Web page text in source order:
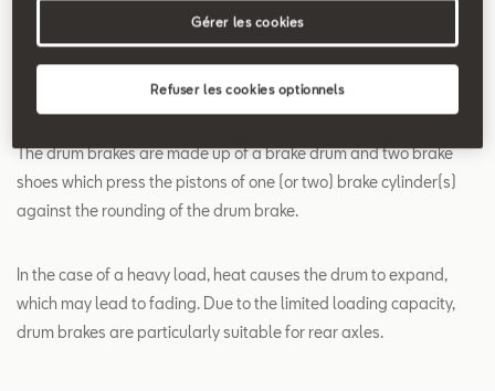
Drum brakes
The drum brakes are made up of a brake drum and two brake
shoes which press the pistons of one (or two) brake cylinder(s)
against the rounding of the drum brake.
In the case of a heavy load, heat causes the drum to expand,
which may lead to fading. Due to the limited loading capacity,
drum brakes are particularly suitable for rear axles.
Refuser les cookies optionnels
Gérer les cookies